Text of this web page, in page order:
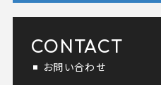
CONTACT
お問い合わせ